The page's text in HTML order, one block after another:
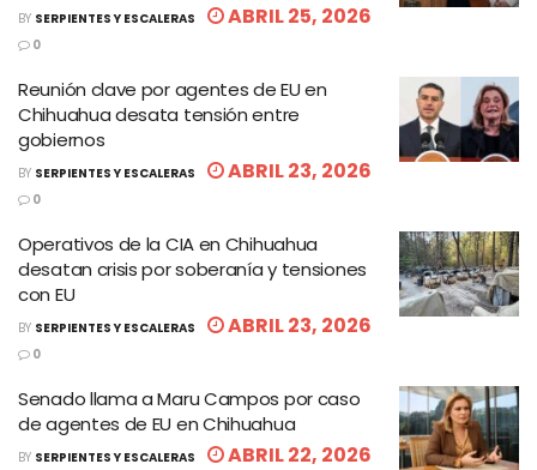
BY SERPIENTES Y ESCALERAS ABRIL 25, 2026
0
Reunión clave por agentes de EU en
Chihuahua desata tensión entre
gobiernos
BY SERPIENTES Y ESCALERAS ABRIL 23, 2026
0
Operativos de la CIA en Chihuahua
desatan crisis por soberanía y tensiones
con EU
BY SERPIENTES Y ESCALERAS ABRIL 23, 2026
0
Senado llama a Maru Campos por caso
de agentes de EU en Chihuahua
BY SERPIENTES Y ESCALERAS ABRIL 22, 2026